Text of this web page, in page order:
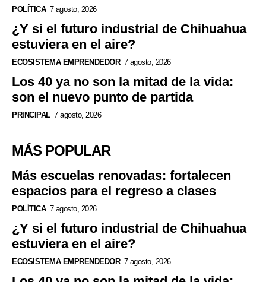
POLÍTICA 7 agosto, 2026
¿Y si el futuro industrial de Chihuahua
estuviera en el aire?
ECOSISTEMA EMPRENDEDOR 7 agosto, 2026
Los 40 ya no son la mitad de la vida:
son el nuevo punto de partida
PRINCIPAL 7 agosto, 2026
MÁS POPULAR
Más escuelas renovadas: fortalecen
espacios para el regreso a clases
POLÍTICA 7 agosto, 2026
¿Y si el futuro industrial de Chihuahua
estuviera en el aire?
ECOSISTEMA EMPRENDEDOR 7 agosto, 2026